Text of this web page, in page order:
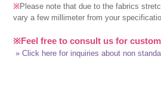
※Please note that due to the fabrics
vary a few millimeter from your
※Feel free to consult us for
» Click here for inquiries about non